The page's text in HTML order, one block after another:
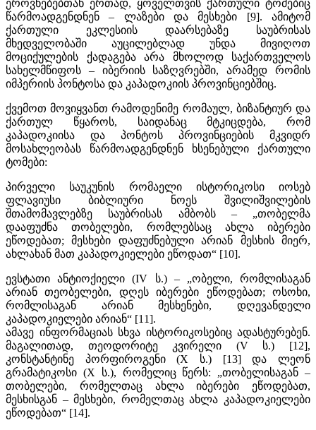
ეროვნებებთან ერთად, ყოველთვის ქართული ტომებიც
წარმოადგენდნენ – ლაზები და მესხები [9]. ამიტომ
ქართული ეკლესიის დაარსებაზე საუბრისას
მხედველობაში აუცილებლად უნდა მივიღოთ
მოციქულების ქადაგება არა მხოლოდ საქართველოს
სახელმწიფოს – იბერიის საზღვრებში, არამედ რომის
იმპერიის პონტოსა და კაპადოკიის პროვინციებშიც.
ქვემოთ მოვიყვანთ რამოდენიმე რომაულ, ბიზანტიურ და
ქართულ წყაროს, საიდანაც მტკიცდება, რომ
კაპადოკიისა და პონტოს პროვინციების მკვიდრ
მოსახლეობას წარმოადგენდნენ ხსენებული ქართული
ტომები:
პირველი საუკუნის რომაელი ისტორიკოსი იოსებ
ფლავიუსი ბიბლიური ნოეს შვილიშვილების
შთამომავლებზე საუბრისას ამბობს – „თობელმა
დააფუძნა თობელები, რომლებსაც ახლა იბერები
ეწოდებათ; მესხები დაფუძნებული არიან მესხის მიერ,
ახლახან მათ კაპადოკიელები ეწოდათ“ [10].
ევსტათი ანტიოქიელი (IV ს.) – „ობელი, რომლისაგან
არიან თეობელები, დღეს იბერები ეწოდებათ; ოსოხი,
რომლისაგან არიან მესხენები, დღევანდელი
კაპადოკიელები არიან“ [11].
ამავე ინფორმაციას სხვა ისტორიკოსებიც ადასტურებენ.
მაგალითად, თეოდორიტე კვირელი (V ს.) [12],
კონსტანტინე პორფიროგენი (X ს.) [13] და ლეონ
გრამატიკოსი (X ს.), რომელიც წერს: „თობელისაგან –
თობელები, რომელთაც ახლა იბერები ეწოდებათ,
მესხისგან – მესხები, რომელთაც ახლა კაპადოკიელები
ეწოდებათ“ [14].